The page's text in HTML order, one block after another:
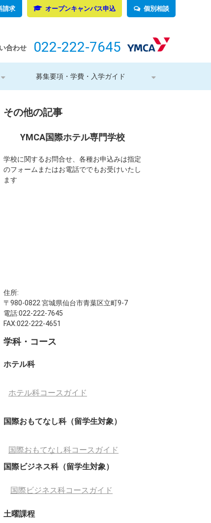
請求 オープンキャンパス申込 個別相談
合わせ 022-222-7645
募集要項・学費・入学ガイド
その他の記事
YMCA国際ホテル専門学校
学校に関するお問合せ、各種お申込みは指定
のフォームまたはお電話ででもお受けいたし
ます
住所:
〒980-0822 宮城県仙台市青葉区立町9-7
電話:022-222-7645
FAX:022-222-4651
学科・コース
ホテル科
ホテル科コースガイド
国際おもてなし科（留学生対象）
国際おもてなし科コースガイド
国際ビジネス科（留学生対象）
国際ビジネス科コースガイド
土曜課程